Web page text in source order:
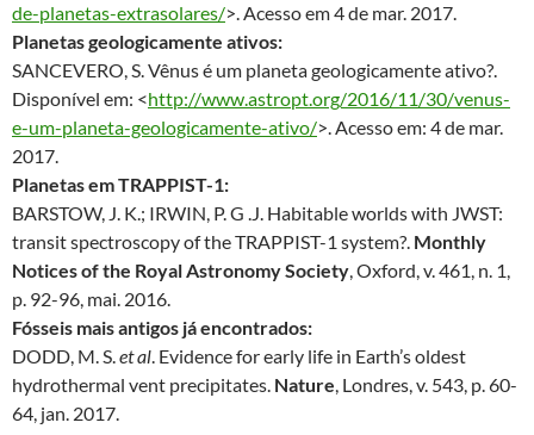
de-planetas-extrasolares/>. Acesso em 4 de mar. 2017.
Planetas geologicamente ativos:
SANCEVERO, S. Vênus é um planeta geologicamente ativo?.
Disponível em: <http://www.astropt.org/2016/11/30/venus-
e-um-planeta-geologicamente-ativo/>. Acesso em: 4 de mar.
2017.
Planetas em TRAPPIST-1:
BARSTOW, J. K.; IRWIN, P. G .J. Habitable worlds with JWST:
transit spectroscopy of the TRAPPIST-1 system?. Monthly
Notices of the Royal Astronomy Society, Oxford, v. 461, n. 1,
p. 92-96, mai. 2016.
Fósseis mais antigos já encontrados:
DODD, M. S.et al. Evidence for early life in Earth’s oldest
hydrothermal vent precipitates. Nature, Londres, v. 543, p. 60-
64, jan. 2017.